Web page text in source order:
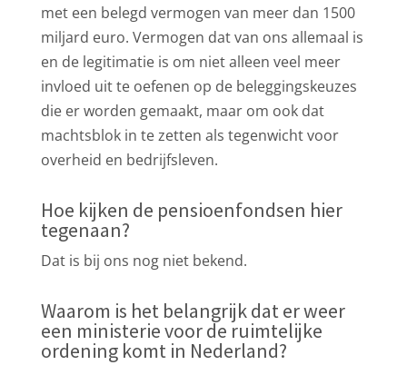
met een belegd vermogen van meer dan 1500
miljard euro. Vermogen dat van ons allemaal is
en de legitimatie is om niet alleen veel meer
invloed uit te oefenen op de beleggingskeuzes
die er worden gemaakt, maar om ook dat
machtsblok in te zetten als tegenwicht voor
overheid en bedrijfsleven.
Hoe kijken de pensioenfondsen hier
tegenaan?
Dat is bij ons nog niet bekend.
Waarom is het belangrijk dat er weer
een ministerie voor de ruimtelijke
ordening komt in Nederland?